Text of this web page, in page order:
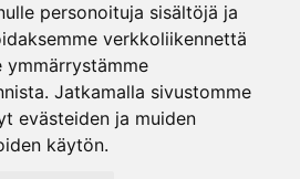
personoituja sisältöjä ja
verkkoliikennettä
ymmärrystämme
Jatkamalla sivustomme
evästeiden ja muiden
käytön.